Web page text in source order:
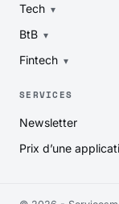
Tech
BtB
Fintech
SERVICES
Newsletter
Prix d’une